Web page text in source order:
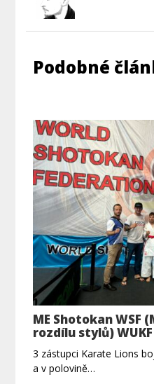
Podobné
ME Shotokan WSF
rozdílu stylů)
3 zástupci Karate Lions
a v polovině…